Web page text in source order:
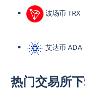
波场币 TRX
艾达币 ADA
热门交易所